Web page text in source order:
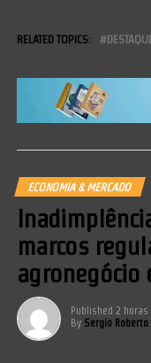
RELATED TOPICS:
ECONOMIA & MERCADO
marcos
agronegócio
Published 2 horas
By Sergio Roberto